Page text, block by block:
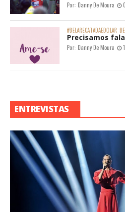
Por: Danny De Moura
#BELARECATADAEDOLAR
Precisamos
Por: Danny De Moura
ENTREVISTAS